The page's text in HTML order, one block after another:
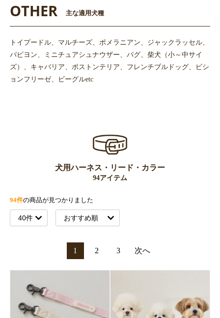
OTHER 主な適用犬種
トイプードル、マルチーズ、ポメラニアン、ジャックラッセル、
パピヨン、ミニチュアシュナウザー、パグ、柴犬（小～中サイ
ズ）、キャバリア、ボストンテリア、フレンチブルドッグ、ビシ
ョンフリーゼ、ビーグルetc
犬用ハーネス・リード・カラー
94アイテム
94件の商品が見つかりました
1 2 3 次へ